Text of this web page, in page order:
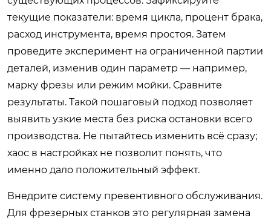
текущие показатели: время цикла, процент брака,
расход инструмента, время простоя. Затем
проведите эксперимент на ограниченной партии
деталей, изменив один параметр — например,
марку фрезы или режим мойки. Сравните
результаты. Такой пошаговый подход позволяет
выявить узкие места без риска остановки всего
производства. Не пытайтесь изменить всё сразу;
хаос в настройках не позволит понять, что
именно дало положительный эффект.
Внедрите систему превентивного обслуживания.
Для фрезерных станков это регулярная замена